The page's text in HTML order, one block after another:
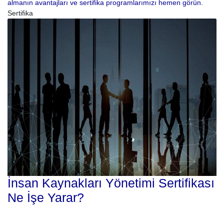
almanın avantajları ve sertifika programlarımızı hemen görün.
Sertifika
İnsan Kaynakları Yönetimi Sertifikası
Ne İşe Yarar?